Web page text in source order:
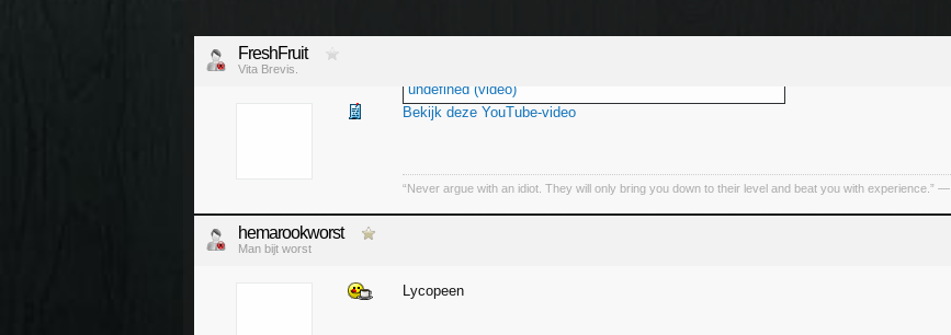
FreshFruit
Vita Brevis.
undefined (video)
Bekijk deze YouTube-video
“Never argue with an idiot. They will only bring you down to their level and beat you with experience.” ―
hemarookworst
Man bijt worst
Lycopeen